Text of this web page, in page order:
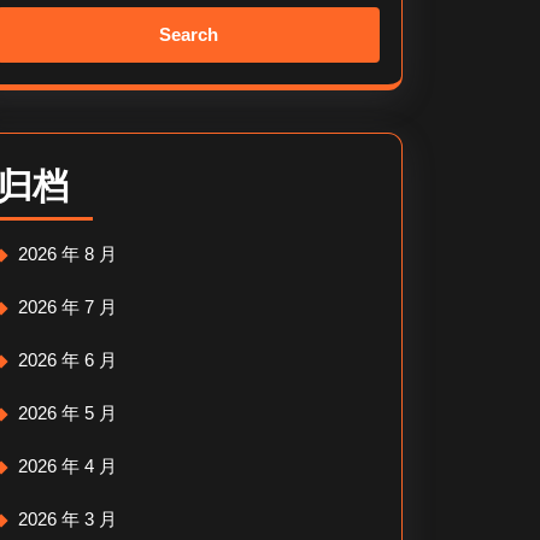
归档
2026 年 8 月
2026 年 7 月
2026 年 6 月
2026 年 5 月
2026 年 4 月
2026 年 3 月